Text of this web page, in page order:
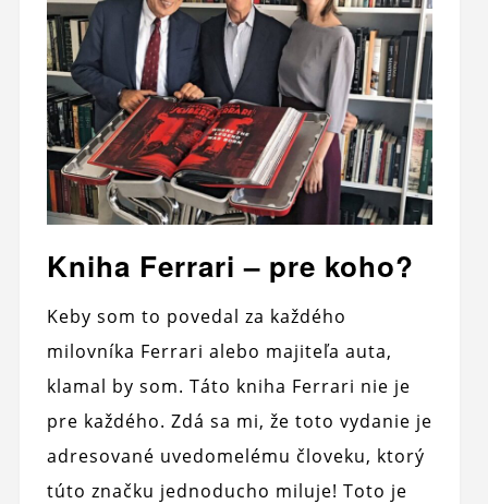
Kniha Ferrari – pre koho?
Keby som to povedal za každého
milovníka Ferrari alebo majiteľa auta,
klamal by som. Táto kniha Ferrari nie je
pre každého. Zdá sa mi, že toto vydanie je
adresované uvedomelému človeku, ktorý
túto značku jednoducho miluje! Toto je